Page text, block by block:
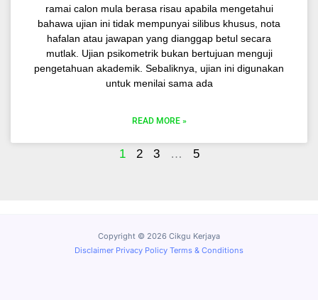
ramai calon mula berasa risau apabila mengetahui
bahawa ujian ini tidak mempunyai silibus khusus, nota
hafalan atau jawapan yang dianggap betul secara
mutlak. Ujian psikometrik bukan bertujuan menguji
pengetahuan akademik. Sebaliknya, ujian ini digunakan
untuk menilai sama ada
READ MORE »
1 2 3 … 5
Copyright © 2026 Cikgu Kerjaya
Disclaimer Privacy Policy Terms & Conditions